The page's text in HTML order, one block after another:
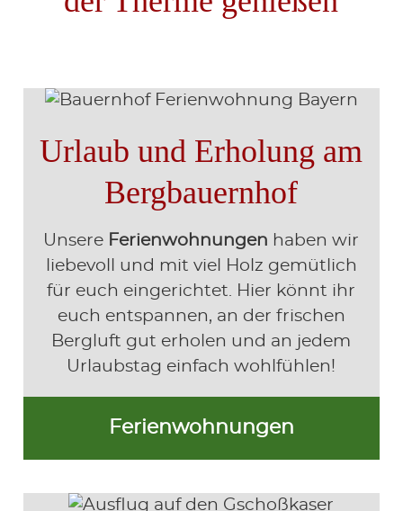
Urlaub und Erholung am
Bergbauernhof
Unsere Ferienwohnungen haben wir
liebevoll und mit viel Holz gemütlich
für euch eingerichtet. Hier könnt ihr
euch entspannen, an der frischen
Bergluft gut erholen und an jedem
Urlaubstag einfach wohlfühlen!
Ferienwohnungen